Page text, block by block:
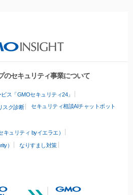
のセキュリティ事業について
ス「GMOセキュリティ24」
スク診断 セキュリティ相談AIチャットボット
ュリティ byイエラエ）
）
なりすまし対策